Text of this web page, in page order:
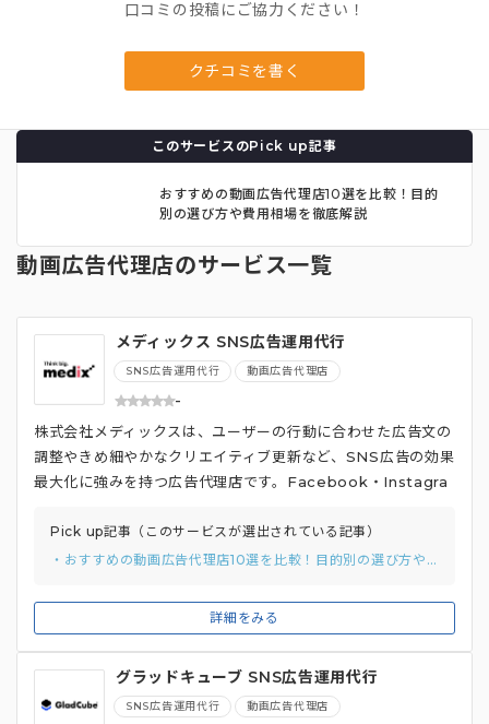
口コミの投稿にご協力ください！
クチコミを書く
このサービスのPick up記事
おすすめの動画広告代理店10選を比較！目的
別の選び方や費用相場を徹底解説
動画広告代理店のサービス一覧
メディックス SNS広告運用代行
SNS広告運用代行 動画広告代理店
-
詳細をみる
株式会社メディックスは、ユーザーの行動に合わせた広告文の
調整やきめ細やかなクリエイティブ更新など、SNS広告の効果
最大化に強みを持つ広告代理店です。Facebook・Instagra
れた広告展開を提案し、顧客のビジネス拡大を支援。 豊富な
ユーザーデータを活用したターゲティング設定とクリエイティ
しています。顧客の状況に合わせて、SNS広告のメニューや料
金プランを柔軟に提案してくれる点も魅力。**LINEやMetaな
どのパートナー企業からも認定代理店として認められており、
デジタルマーケティングの専門性の高さも強み**です。
Pick up記事（このサービスが選出されている記事）
・おすすめの動画広告代理店10選を比較！目的別の選び方や費用相場を徹底解説
グラッドキューブ SNS広告運用代行
SNS広告運用代行 動画広告代理店